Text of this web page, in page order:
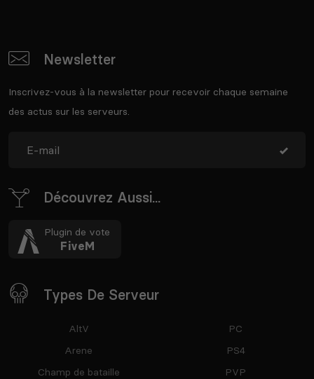
Newsletter
Inscrivez-vous à la newsletter pour recevoir chaque semaine
des actus sur les serveurs.
Découvrez Aussi...
Plugin de vote
FiveM
Types De Serveur
AltV
Arene
Champ de bataille
PC
PS4
PVP